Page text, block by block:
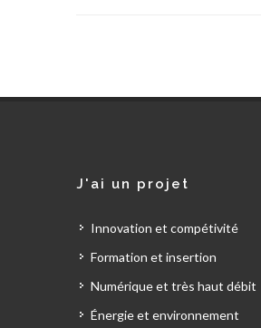
J'ai un projet
Innovation et compétivité
Formation et insertion
Numérique et très haut débit
Énergie et environnement